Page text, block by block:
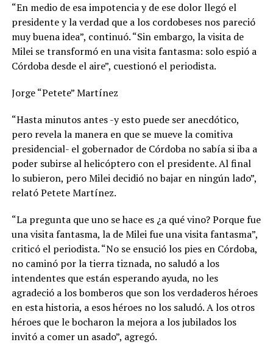
“En medio de esa impotencia y de ese dolor llegó el
presidente y la verdad que a los cordobeses nos pareció
muy buena idea”, continuó. “Sin embargo, la visita de
Milei se transformó en una visita fantasma: solo espió a
Córdoba desde el aire”, cuestionó el periodista.
Jorge “Petete” Martínez
“Hasta minutos antes -y esto puede ser anecdótico,
pero revela la manera en que se mueve la comitiva
presidencial- el gobernador de Córdoba no sabía si iba a
poder subirse al helicóptero con el presidente. Al final
lo subieron, pero Milei decidió no bajar en ningún lado”,
relató Petete Martínez.
“La pregunta que uno se hace es ¿a qué vino? Porque fue
una visita fantasma, la de Milei fue una visita fantasma”,
criticó el periodista. “No se ensució los pies en Córdoba,
no caminó por la tierra tiznada, no saludó a los
intendentes que están esperando ayuda, no les
agradeció a los bomberos que son los verdaderos héroes
en esta historia, a esos héroes no los saludó. A los otros
héroes que le bocharon la mejora a los jubilados los
invitó a comer un asado”, agregó.